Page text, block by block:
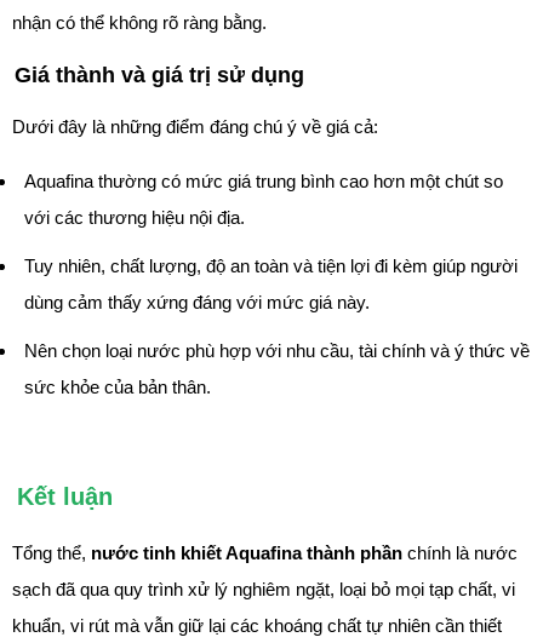
nhận có thể không rõ ràng bằng.
Giá thành và giá trị sử dụng
Dưới đây là những điểm đáng chú ý về giá cả:
Aquafina thường có mức giá trung bình cao hơn một chút so
với các thương hiệu nội địa.
Tuy nhiên, chất lượng, độ an toàn và tiện lợi đi kèm giúp người
dùng cảm thấy xứng đáng với mức giá này.
Nên chọn loại nước phù hợp với nhu cầu, tài chính và ý thức về
sức khỏe của bản thân.
Kết luận
Tổng thể, nước tinh khiết Aquafina thành phần chính là nước
sạch đã qua quy trình xử lý nghiêm ngặt, loại bỏ mọi tạp chất, vi
khuẩn, vi rút mà vẫn giữ lại các khoáng chất tự nhiên cần thiết